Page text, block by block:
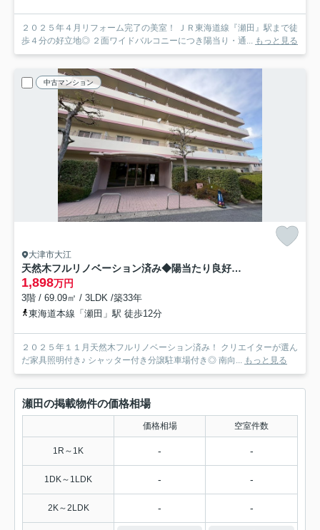
２０２５年４月リフォーム完了の美室！ ＪＲ東海道線『瀬田』駅まで徒
歩４分の好立地◎ ２面ワイドバルコニーにつき陽当り・通...
もっと見る
中古マンション
大津市大江
天然木フルリノベーション済み◆陽当たり良好３ＬＤＫ◆分譲駐車場付き◆ディオ・フェルティ大津瀬田
1,898万円
3階 / 69.09㎡ / 3LDK /築33年
東海道本線「瀬田」駅 徒歩12分
２０２５年１１月天然木フルリノベーション済み！ クリエイターが選ん
だ家具照明付き♪ シャッター付き分譲駐車場付き◎ 南向...
もっと見る
瀬田の掲載物件の価格相場
価格相場 空室件数
1R～1K - -
1DK～1LDK - -
2K～2LDK - -